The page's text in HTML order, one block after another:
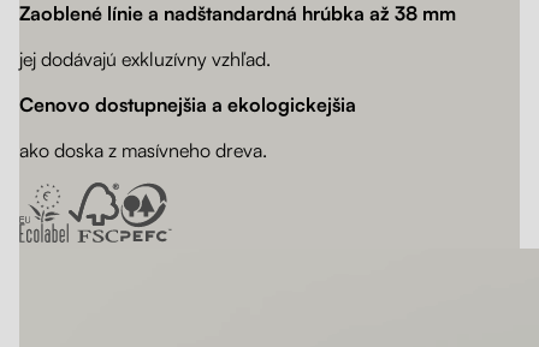
Zaoblené línie a nadštandardná hrúbka až 38 mm
jej dodávajú exkluzívny vzhľad.
Cenovo dostupnejšia a ekologickejšia
ako doska z masívneho dreva.